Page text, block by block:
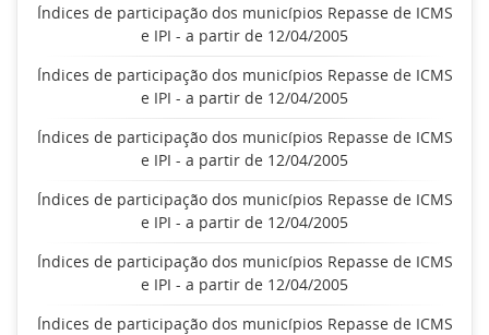
Índices de participação dos municípios Repasse de ICMS
e IPI - a partir de 12/04/2005
Índices de participação dos municípios Repasse de ICMS
e IPI - a partir de 12/04/2005
Índices de participação dos municípios Repasse de ICMS
e IPI - a partir de 12/04/2005
Índices de participação dos municípios Repasse de ICMS
e IPI - a partir de 12/04/2005
Índices de participação dos municípios Repasse de ICMS
e IPI - a partir de 12/04/2005
Índices de participação dos municípios Repasse de ICMS